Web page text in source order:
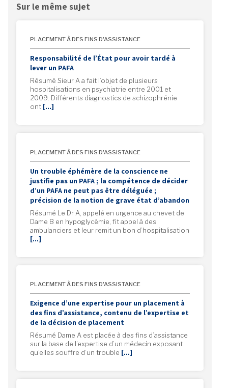
Sur le même sujet
PLACEMENT À DES FINS D'ASSISTANCE
Responsabilité de l’État pour avoir tardé à
lever un PAFA
Résumé Sieur A a fait l’objet de plusieurs
hospitalisations en psychiatrie entre 2001 et
2009. Différents diagnostics de schizophrénie
ont […]
PLACEMENT À DES FINS D'ASSISTANCE
Un trouble éphémère de la conscience ne
justifie pas un PAFA ; la compétence de décider
d’un PAFA ne peut pas être déléguée ;
précision de la notion de grave état d’abandon
Résumé Le Dr A, appelé en urgence au chevet de
Dame B en hypoglycémie, fit appel à des
ambulanciers et leur remit un bon d’hospitalisation
[…]
PLACEMENT À DES FINS D'ASSISTANCE
Exigence d’une expertise pour un placement à
des fins d’assistance, contenu de l’expertise et
de la décision de placement
Résumé Dame A est placée à des fins d’assistance
sur la base de l’expertise d’un médecin exposant
qu’elles souffre d’un trouble […]